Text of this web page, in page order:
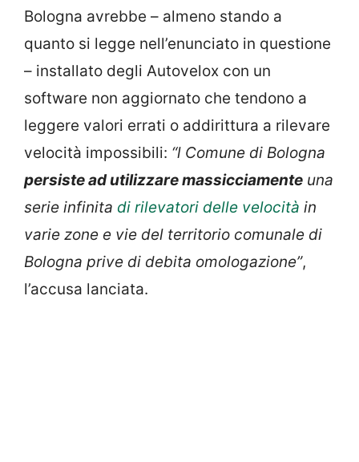
Bologna avrebbe – almeno stando a
quanto si legge nell’enunciato in questione
– installato degli Autovelox con un
software non aggiornato che tendono a
leggere valori errati o addirittura a rilevare
velocità impossibili: “l Comune di Bologna
persiste ad utilizzare massicciamente una
serie infinita di rilevatori delle velocità in
varie zone e vie del territorio comunale di
Bologna prive di debita omologazione”,
l’accusa lanciata.